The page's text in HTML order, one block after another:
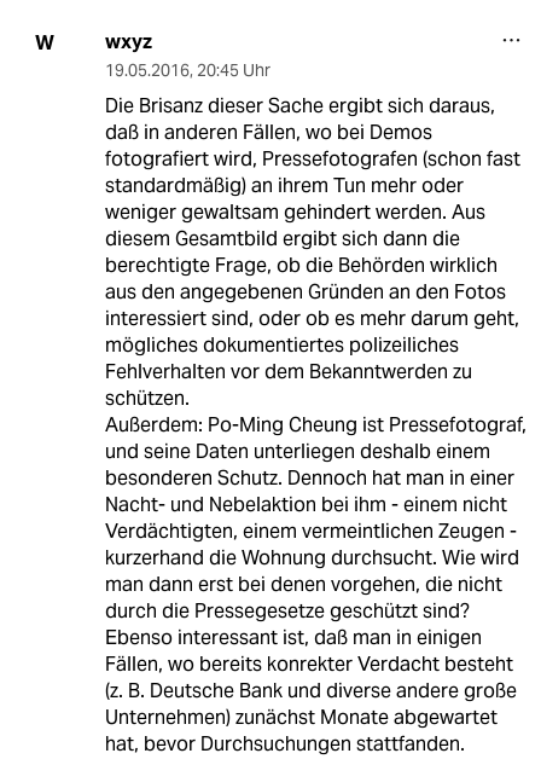
W wxyz
19.05.2016, 20:45 Uhr
Die Brisanz dieser Sache ergibt sich daraus,
daß in anderen Fällen, wo bei Demos
fotografiert wird, Pressefotografen (schon fast
standardmäßig) an ihrem Tun mehr oder
weniger gewaltsam gehindert werden. Aus
diesem Gesamtbild ergibt sich dann die
berechtigte Frage, ob die Behörden wirklich
aus den angegebenen Gründen an den Fotos
interessiert sind, oder ob es mehr darum geht,
mögliches dokumentiertes polizeiliches
Fehlverhalten vor dem Bekanntwerden zu
schützen.
Außerdem: Po-Ming Cheung ist Pressefotograf,
und seine Daten unterliegen deshalb einem
besonderen Schutz. Dennoch hat man in einer
Nacht- und Nebelaktion bei ihm - einem nicht
Verdächtigten, einem vermeintlichen Zeugen -
kurzerhand die Wohnung durchsucht. Wie wird
man dann erst bei denen vorgehen, die nicht
durch die Pressegesetze geschützt sind?
Ebenso interessant ist, daß man in einigen
Fällen, wo bereits konrekter Verdacht besteht
(z. B. Deutsche Bank und diverse andere große
Unternehmen) zunächst Monate abgewartet
hat, bevor Durchsuchungen stattfanden.